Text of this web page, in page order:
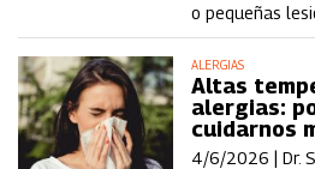
o pequeñas
ALERGIAS
Altas
alergias:
cuidarnos
4/6/2026 |Dr.